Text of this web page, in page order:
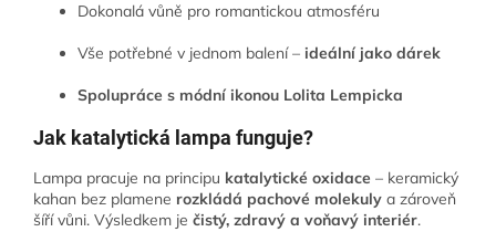
Dokonalá vůně pro romantickou atmosféru
Vše potřebné v jednom balení – ideální jako dárek
Spolupráce s módní ikonou Lolita Lempicka
Jak katalytická lampa funguje?
Lampa pracuje na principu katalytické oxidace – keramický
kahan bez plamene rozkládá pachové molekuly a zároveň
šíří vůni. Výsledkem je čistý, zdravý a voňavý interiér.